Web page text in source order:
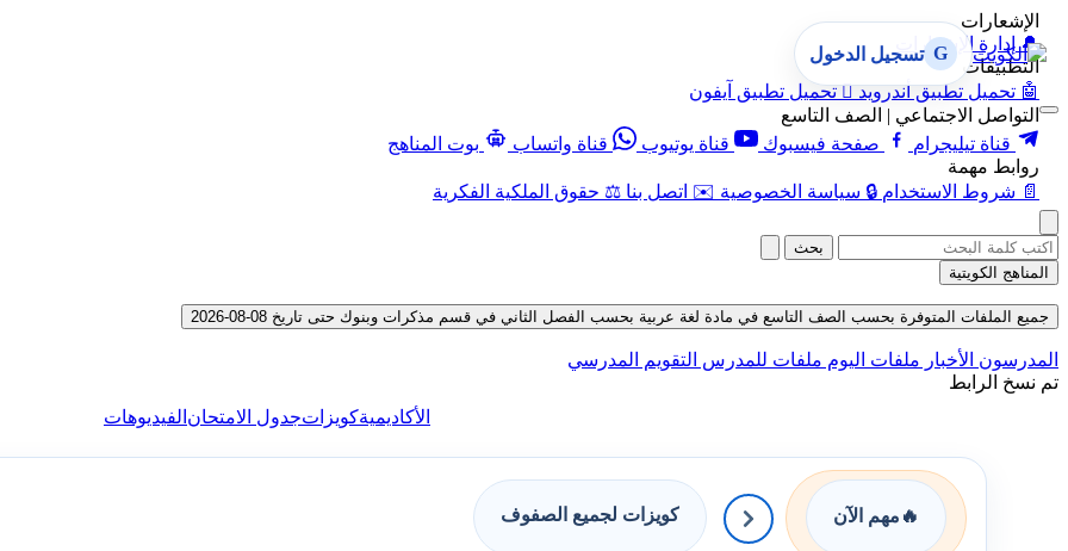
الإشعارات
🔔 إدارة الإشعارات
التطبيقات
🤖 تحميل تطبيق أندرويد  تحميل تطبيق آيفون
التواصل الاجتماعي | الصف التاسع
قناة تيليجرام
صفحة فيسبوك قناة يوتيوب قناة واتساب
بوت المناهج
روابط مهمة
📄 شروط الاستخدام 🔒 سياسة الخصوصية ✉️ اتصل بنا ⚖️ حقوق الملكية الفكرية
G تسجيل الدخول
بحث
المناهج الكويتية
جميع الملفات المتوفرة بحسب الصف التاسع في مادة لغة عربية بحسب الفصل الثاني في قسم مذكرات وبنوك حتى تاريخ 08-08-2026
المدرسون الأخبار ملفات اليوم ملفات للمدرس التقويم المدرسي
تم نسخ الرابط
الأكاديميةكويزاتجدول الامتحان الفيديوهات
🔥 مهم الآن كويزات لجميع الصفوف